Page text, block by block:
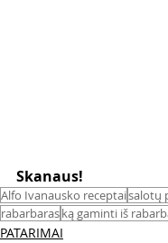
Skanaus!
Alfo Ivanausko receptaisalotų
rabarbaraską gaminti iš
PATARIMAI